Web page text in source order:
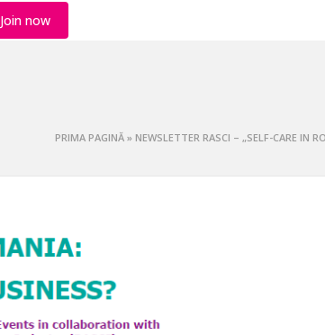
Join now
PRIMA PAGINĂ » NEWSLETTER RASCI – „SELF-CARE IN